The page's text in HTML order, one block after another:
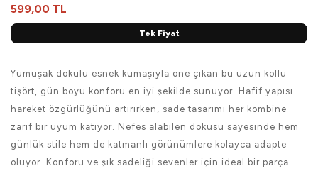
599,00 TL
Tek Fiyat
Yumuşak dokulu esnek kumaşıyla öne çıkan bu uzun kollu
tişört, gün boyu konforu en iyi şekilde sunuyor. Hafif yapısı
hareket özgürlüğünü artırırken, sade tasarımı her kombine
zarif bir uyum katıyor. Nefes alabilen dokusu sayesinde hem
günlük stile hem de katmanlı görünümlere kolayca adapte
oluyor. Konforu ve şık sadeliği sevenler için ideal bir parça.